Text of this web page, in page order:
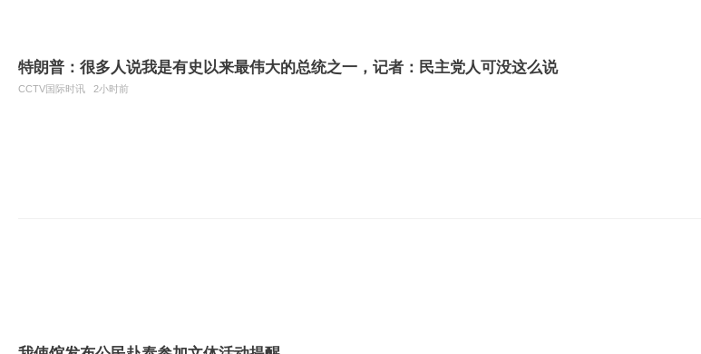
特朗普：很多人说我是有史以来最伟大的总统之一，记者：民主党人可没这么说
CCTV国际时讯 2小时前